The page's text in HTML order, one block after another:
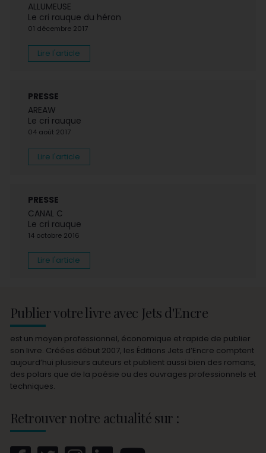
ALLUMEUSE
Le cri rauque du héron
01 décembre 2017
Lire l'article
PRESSE
AREAW
Le cri rauque
04 août 2017
Lire l'article
PRESSE
CANAL C
Le cri rauque
14 octobre 2016
Lire l'article
Publier votre livre avec Jets d'Encre
est un moyen professionnel, économique et rapide de publier
son livre. Créées début 2007, les Éditions Jets d’Encre comptent
aujourd’hui plusieurs auteurs et publient aussi bien des romans,
des polars que de la poésie ou des ouvrages professionnels et
techniques.
Retrouver notre actualité sur :